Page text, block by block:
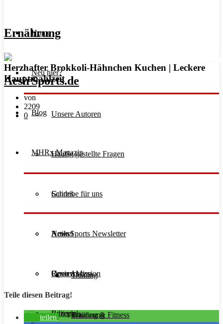
Ernährung
Home
Unsere Autoren
Häufig gestellte Fragen
Schreibe für uns
Aesir Sports Newsletter
Unsere Mission
Neu hier?
Blog
Guides
Training
Ernährung
Artikel
Training & Fitness
Reviews
Rezepte
MHRx Magazin
News
Open Access
Editorials
Herzhafter Brokkoli-Hähnchen Kuchen | Leckere
Hauptmahlzeit
von
2209
0
Teile diesen Beitrag!
teilen